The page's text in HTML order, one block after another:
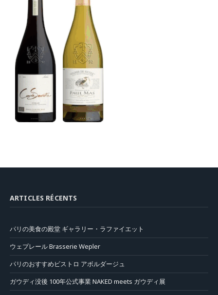
ARTICLES RÉCENTS
パリの美食の殿堂 ギャラリー・ラファイエット
ウェプレール Brasserie Wepler
パリのおすすめビストロ アボルダージュ
ガウディ没後 100年公式事業 NAKED meets ガウディ展